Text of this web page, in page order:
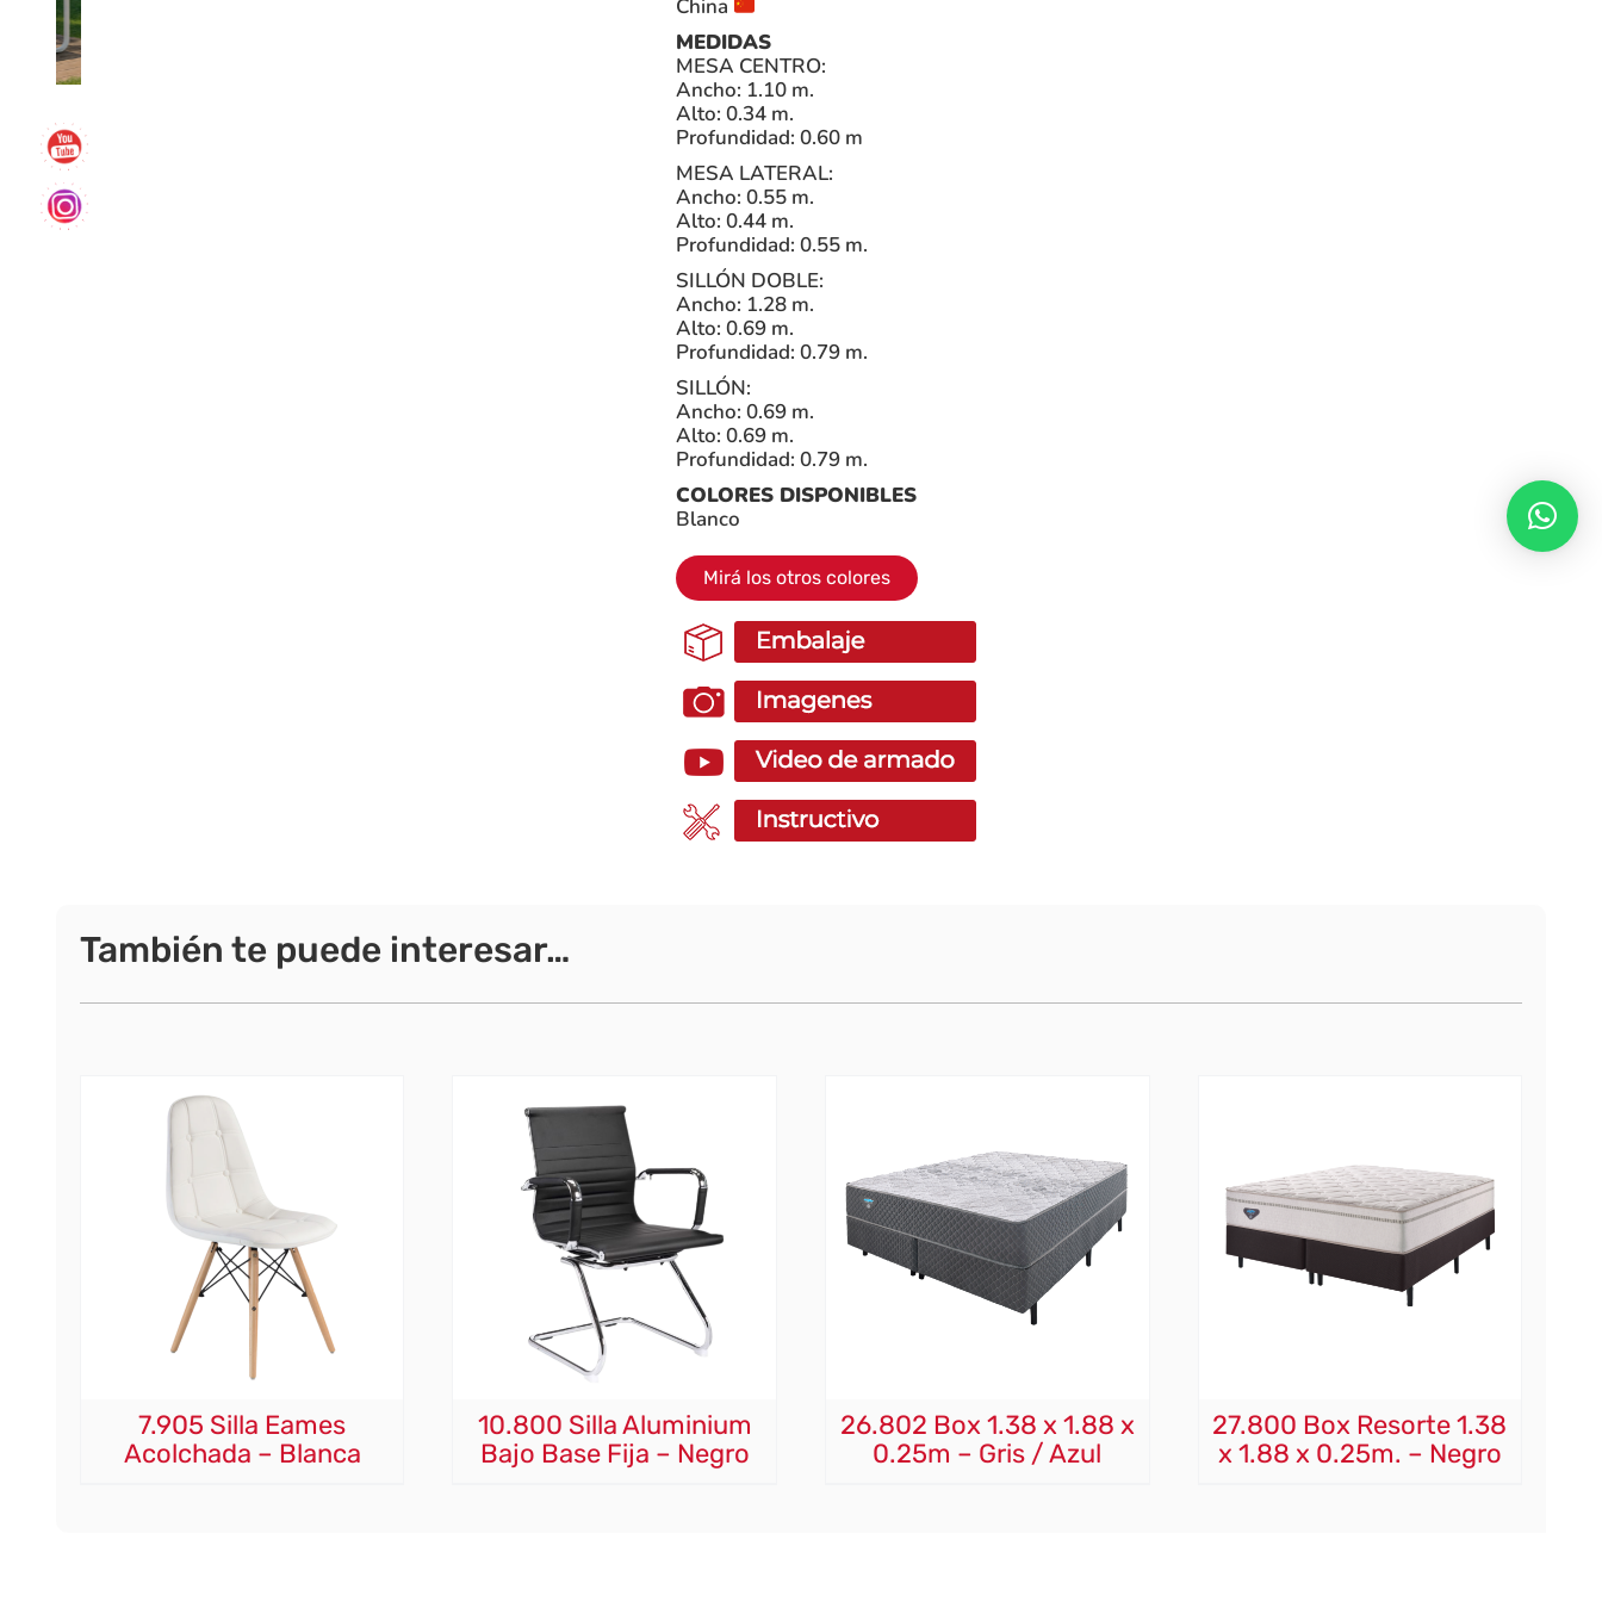
China
MEDIDAS
MESA CENTRO:
Ancho: 1.10 m.
Alto: 0.34 m.
Profundidad: 0.60 m
MESA LATERAL:
Ancho: 0.55 m.
Alto: 0.44 m.
Profundidad: 0.55 m.
SILLÓN DOBLE:
Ancho: 1.28 m.
Alto: 0.69 m.
Profundidad: 0.79 m.
SILLÓN:
Ancho: 0.69 m.
Alto: 0.69 m.
Profundidad: 0.79 m.
COLORES DISPONIBLES
Blanco
Mirá los otros colores
También te puede interesar…
7.905 Silla Eames
Acolchada – Blanca
10.800 Silla Aluminium
Bajo Base Fija – Negro
26.802 Box 1.38 x 1.88 x
0.25m – Gris / Azul
27.800 Box Resorte 1.38
x 1.88 x 0.25m. – Negro